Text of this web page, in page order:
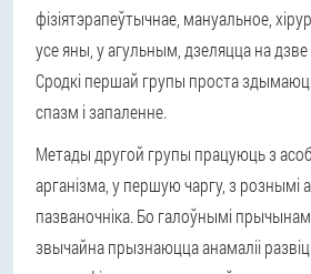
фізіятэрапеўтычнае, мануальное,
усе яны, у агульным, дзеляцца на дзве
Сродкі першай групы проста
спазм і запаленне.
Метады другой групы працуюць з
арганізма, у першую чаргу, з рознымі
пазваночніка. Бо галоўнымі
звычайна прызнаюцца анамаліі